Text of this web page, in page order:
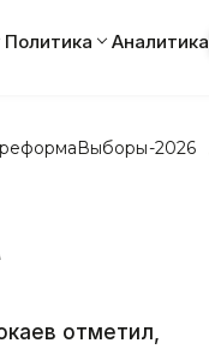
Политика Аналитика
Выборы-2026
отметил,